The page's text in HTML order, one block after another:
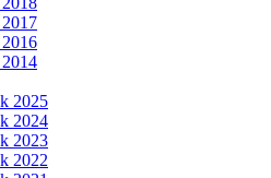
2025
2024
2023
2022